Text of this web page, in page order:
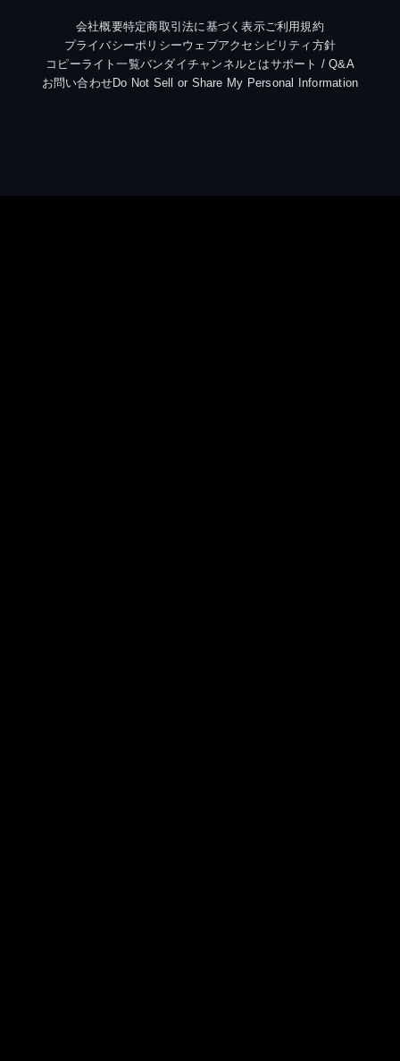
会社概要特定商取引法に基づく表示ご利用規約
プライバシーポリシーウェブアクセシビリティ方針
コピーライト一覧バンダイチャンネルとはサポート / Q&A
お問い合わせDo Not Sell or Share My Personal Information